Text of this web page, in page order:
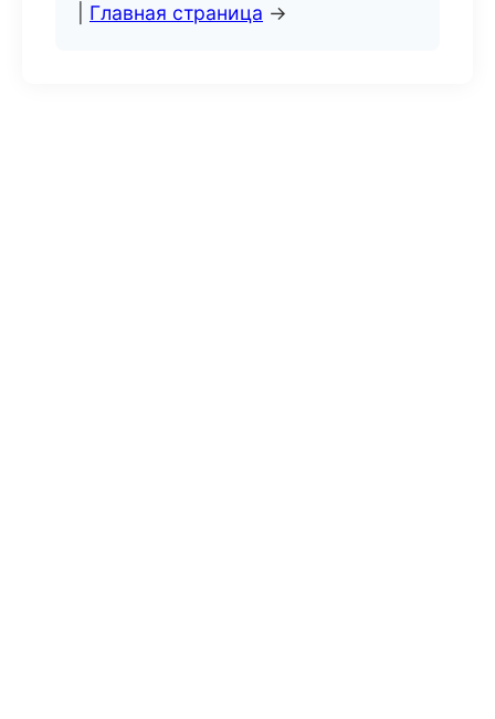
Главная страница →